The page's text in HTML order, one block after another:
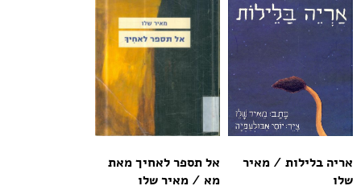
אריה בלילות / מאיר
שלו
אל תספר לאחיך מאת
מא / מאיר שלו